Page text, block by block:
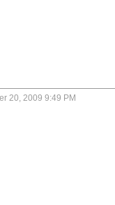
20, 2009 9:49 PM